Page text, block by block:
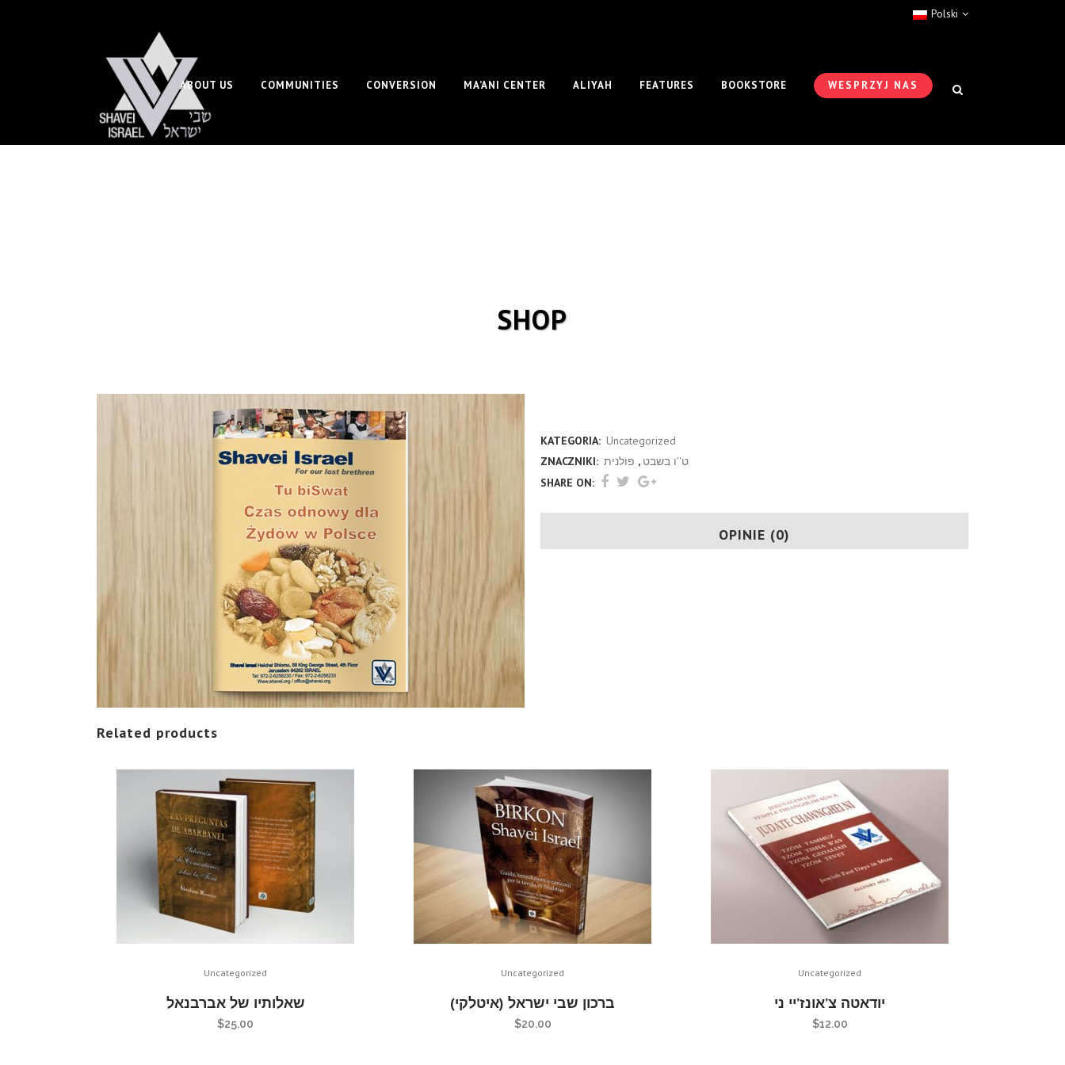
Polski
WESPRZYJ NAS
ABOUT US COMMUNITIES CONVERSION MA’ANI CENTER ALIYAH FEATURES BOOKSTORE
SHOP
KATEGORIA: Uncategorized
ZNACZNIKI:
ט''ו בשבט , פולנית
SHARE ON:
OPINIE (0)
Related products
Uncategorized
שאלותיו של אברבנאל
$25.00
Uncategorized
ברכון שבי ישראל (איטלקי)
$20.00
Uncategorized
יודאטה צ’אונז’יי ני
$12.00